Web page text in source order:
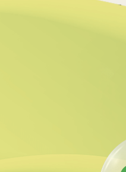
機 布局充電樁、微電網
油回收助煉永續航空燃料